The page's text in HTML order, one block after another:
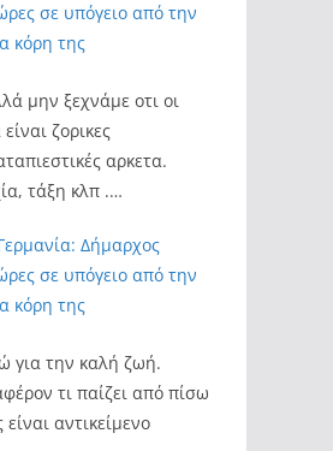
σε υπόγειο από την
κόρη της
μην ξεχνάμε οτι οι
ζορικες
αρκετα.
τάξη κλπ .…
Δήμαρχος
σε υπόγειο από την
κόρη της
για την καλή ζωή.
τι παίζει από πίσω
αντικείμενο